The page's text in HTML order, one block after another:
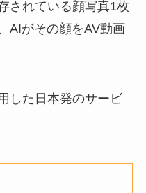
されている顔写真1枚
AIがその顔をAV動画
した日本発のサービ